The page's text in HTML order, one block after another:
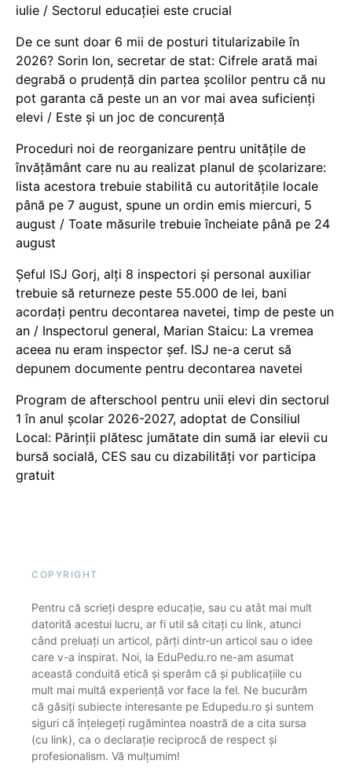
iulie / Sectorul educației este crucial
De ce sunt doar 6 mii de posturi titularizabile în
2026? Sorin Ion, secretar de stat: Cifrele arată mai
degrabă o prudență din partea școlilor pentru că nu
pot garanta că peste un an vor mai avea suficienți
elevi / Este și un joc de concurență
Proceduri noi de reorganizare pentru unitățile de
învățământ care nu au realizat planul de școlarizare:
lista acestora trebuie stabilită cu autoritățile locale
până pe 7 august, spune un ordin emis miercuri, 5
august / Toate măsurile trebuie încheiate până pe 24
august
Șeful ISJ Gorj, alți 8 inspectori și personal auxiliar
trebuie să returneze peste 55.000 de lei, bani
acordați pentru decontarea navetei, timp de peste un
an / Inspectorul general, Marian Staicu: La vremea
aceea nu eram inspector șef. ISJ ne-a cerut să
depunem documente pentru decontarea navetei
Program de afterschool pentru unii elevi din sectorul
1 în anul școlar 2026-2027, adoptat de Consiliul
Local: Părinții plătesc jumătate din sumă iar elevii cu
bursă socială, CES sau cu dizabilităţi vor participa
gratuit
COPYRIGHT
Pentru că scrieți despre educație, sau cu atât mai mult
datorită acestui lucru, ar fi util să citați cu link, atunci
când preluați un articol, părți dintr-un articol sau o idee
care v-a inspirat. Noi, la EduPedu.ro ne-am asumat
această conduită etică și sperăm că și publicațiile cu
mult mai multă experiență vor face la fel. Ne bucurăm
că găsiți subiecte interesante pe Edupedu.ro și suntem
siguri că înțelegeți rugămintea noastră de a cita sursa
(cu link), ca o declarație reciprocă de respect și
profesionalism. Vă mulțumim!